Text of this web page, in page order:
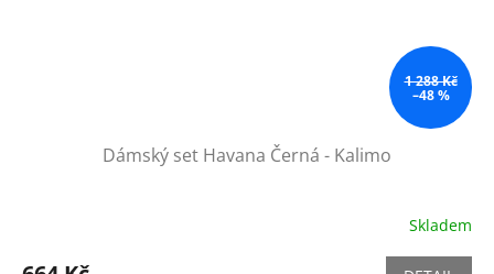
1 288 Kč
–48 %
Dámský set Havana Černá - Kalimo
Skladem